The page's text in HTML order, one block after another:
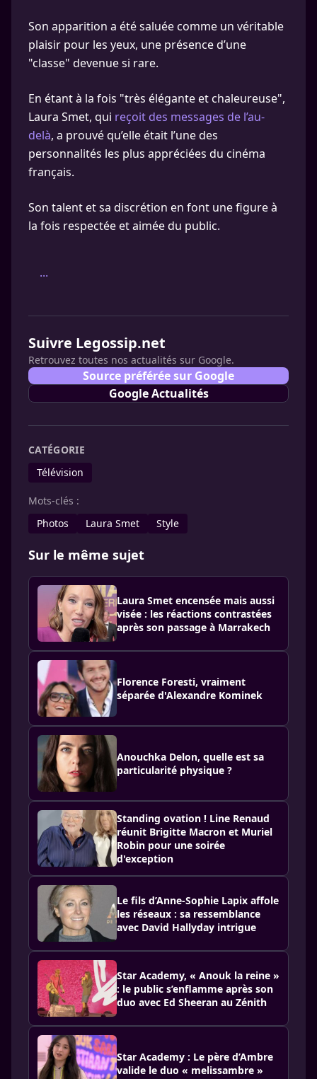
Son apparition a été saluée comme un véritable
plaisir pour les yeux, une présence d’une
"classe" devenue si rare.
En étant à la fois "très élégante et chaleureuse",
Laura Smet, qui reçoit des messages de l’au-
delà, a prouvé qu’elle était l’une des
personnalités les plus appréciées du cinéma
français.
Son talent et sa discrétion en font une figure à
la fois respectée et aimée du public.
...
Suivre Legossip.net
Retrouvez toutes nos actualités sur Google.
Source préférée sur Google
Google Actualités
CATÉGORIE
Télévision
Mots-clés :
Photos
Laura Smet Style
Sur le même sujet
Laura Smet encensée mais aussi
visée : les réactions contrastées
après son passage à Marrakech
Florence Foresti, vraiment
séparée d'Alexandre Kominek
Anouchka Delon, quelle est sa
particularité physique ?
Standing ovation ! Line Renaud
réunit Brigitte Macron et Muriel
Robin pour une soirée
d'exception
Le fils d’Anne-Sophie Lapix affole
les réseaux : sa ressemblance
avec David Hallyday intrigue
Star Academy, « Anouk la reine »
: le public s’enflamme après son
duo avec Ed Sheeran au Zénith
Star Academy : Le père d’Ambre
valide le duo « melissambre »